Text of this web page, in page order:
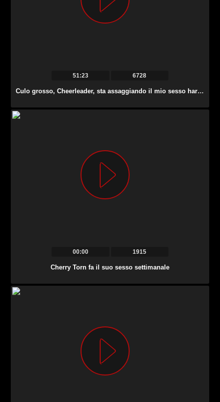
51:23 6728
Culo grosso, Cheerleader, sta assaggiando il mio sesso hardcore
00:00 1915
Cherry Torn fa il suo sesso settimanale